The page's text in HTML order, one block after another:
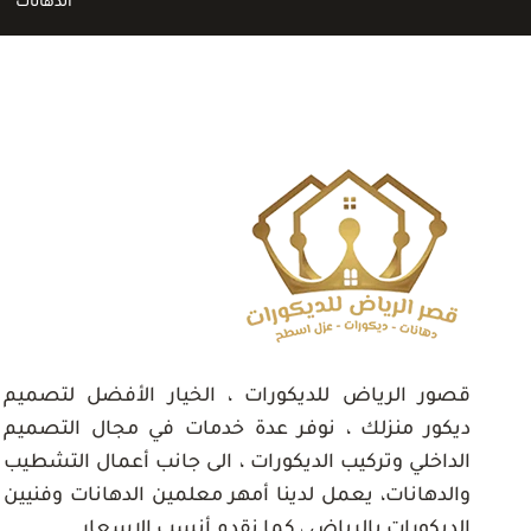
خشب
الدهانات
قصور الرياض للديكورات ، الخيار الأفضل لتصميم
ديكور منزلك ، نوفر عدة خدمات في مجال التصميم
الداخلي وتركيب الديكورات ، الى جانب أعمال التشطيب
والدهانات، يعمل لدينا أمهر معلمين الدهانات وفنيين